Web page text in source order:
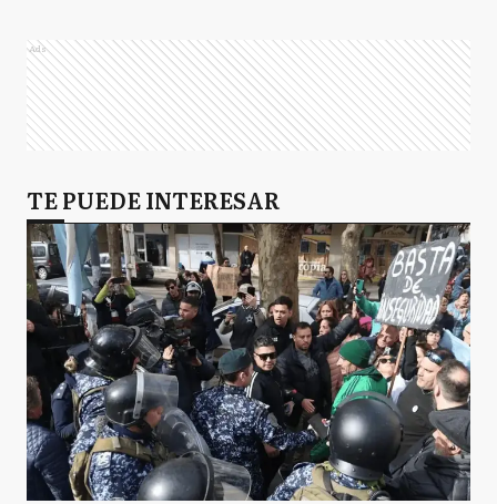
Ads
TE PUEDE INTERESAR